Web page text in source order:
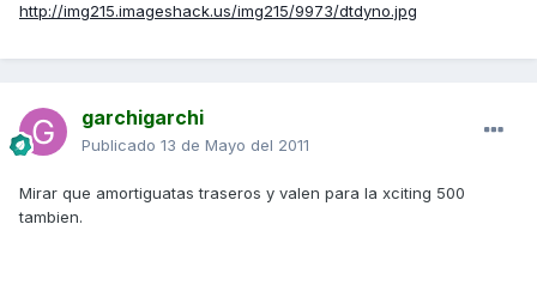
http://img215.imageshack.us/img215/9973/dtdyno.jpg
garchigarchi
Publicado 13 de Mayo del 2011
Mirar que amortiguatas traseros y valen para la xciting 500
tambien.